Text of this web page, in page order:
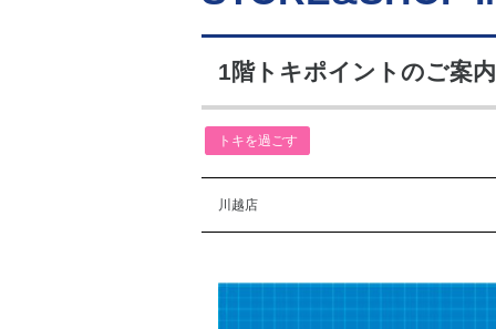
1階トキポイントのご案内
トキを過ごす
川越店